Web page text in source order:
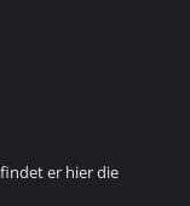
er hier die